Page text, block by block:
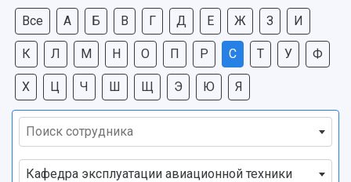
НАЗАД
Все А Б В Г Д Е Ж З И
К Л М Н О П Р С Т У Ф
Х Ц Ч Ш Щ Э Ю Я
Поиск сотрудника
Кафедра эксплуатации авиационной техники